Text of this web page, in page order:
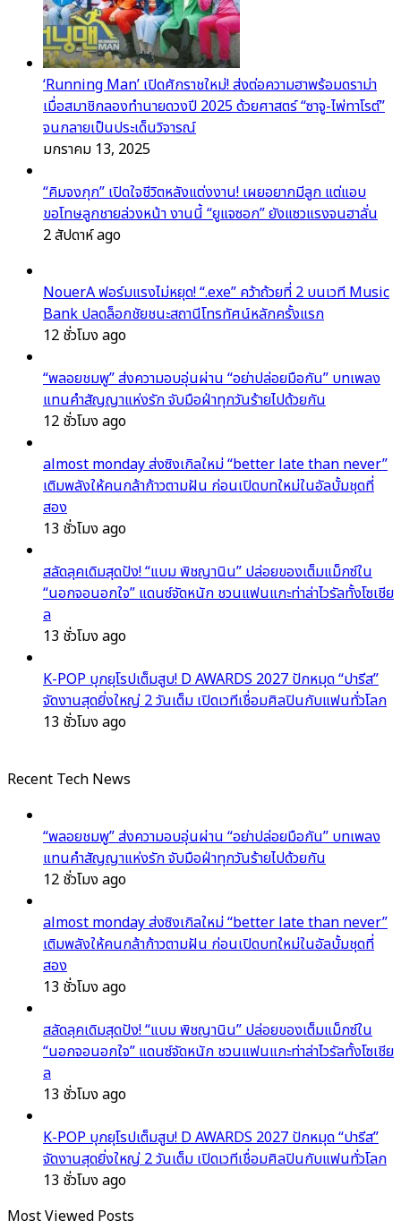
‘Running Man’ เปิดศักราชใหม่! ส่งต่อความฮาพร้อมดราม่า
เมื่อสมาชิกลองทำนายดวงปี 2025 ด้วยศาสตร์ “ซาจู-ไพ่ทาโรต์”
จนกลายเป็นประเด็นวิจารณ์
มกราคม 13, 2025
“คิมจงกุก” เปิดใจชีวิตหลังแต่งงาน! เผยอยากมีลูก แต่แอบ
ขอโทษลูกชายล่วงหน้า งานนี้ “ยูแจซอก” ยังแซวแรงจนฮาลั่น
2 สัปดาห์ ago
NouerA ฟอร์มแรงไม่หยุด! “.exe” คว้าถ้วยที่ 2 บนเวที Music
Bank ปลดล็อกชัยชนะสถานีโทรทัศน์หลักครั้งแรก
12 ชั่วโมง ago
“พลอยชมพู” ส่งความอบอุ่นผ่าน “อย่าปล่อยมือกัน” บทเพลง
แทนคำสัญญาแห่งรัก จับมือฝ่าทุกวันร้ายไปด้วยกัน
12 ชั่วโมง ago
almost monday ส่งซิงเกิลใหม่ “better late than never”
เติมพลังให้คนกล้าก้าวตามฝัน ก่อนเปิดบทใหม่ในอัลบั้มชุดที่
สอง
13 ชั่วโมง ago
สลัดลุคเดิมสุดปัง! “แบม พิชญานิน” ปล่อยของเต็มแม็กซ์ใน
“นอกจอนอกใจ” แดนซ์จัดหนัก ชวนแฟนแกะท่าล่าไวรัลทั้งโซเชีย
ล
13 ชั่วโมง ago
K-POP บุกยุโรปเต็มสูบ! D AWARDS 2027 ปักหมุด “ปารีส”
จัดงานสุดยิ่งใหญ่ 2 วันเต็ม เปิดเวทีเชื่อมศิลปินกับแฟนทั่วโลก
13 ชั่วโมง ago
Recent Tech News
“พลอยชมพู” ส่งความอบอุ่นผ่าน “อย่าปล่อยมือกัน” บทเพลง
แทนคำสัญญาแห่งรัก จับมือฝ่าทุกวันร้ายไปด้วยกัน
12 ชั่วโมง ago
almost monday ส่งซิงเกิลใหม่ “better late than never”
เติมพลังให้คนกล้าก้าวตามฝัน ก่อนเปิดบทใหม่ในอัลบั้มชุดที่
สอง
13 ชั่วโมง ago
สลัดลุคเดิมสุดปัง! “แบม พิชญานิน” ปล่อยของเต็มแม็กซ์ใน
“นอกจอนอกใจ” แดนซ์จัดหนัก ชวนแฟนแกะท่าล่าไวรัลทั้งโซเชีย
ล
13 ชั่วโมง ago
K-POP บุกยุโรปเต็มสูบ! D AWARDS 2027 ปักหมุด “ปารีส”
จัดงานสุดยิ่งใหญ่ 2 วันเต็ม เปิดเวทีเชื่อมศิลปินกับแฟนทั่วโลก
13 ชั่วโมง ago
Most Viewed Posts